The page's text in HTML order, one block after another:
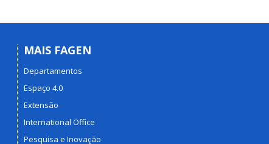
MAIS FAGEN
Departamentos
Espaço 4.0
Extensão
International Office
Pesquisa e Inovação